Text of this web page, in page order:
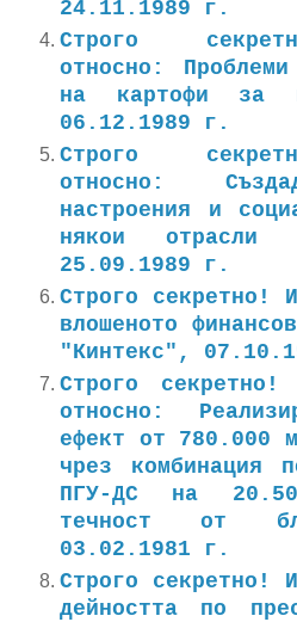
24.11.1989 г.
Строго
относно:
на картофи за
06.12.1989 г.
Строго
относно:
настроения и
някои отрасли
25.09.1989 г.
Строго секретно!
влошеното
"Кинтекс",
Строго секретно!
относно:
ефект от 780.000
чрез комбинация
ПГУ-ДС на
течност от
03.02.1981 г.
Строго секретно!
дейността по